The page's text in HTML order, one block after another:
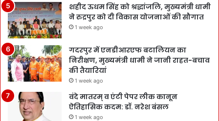
शहीद ऊधम सिंह को श्रद्धांजलि, मुख्यमंत्री धामी
ने रुद्रपुर को दी विकास योजनाओं की सौगात
1 week ago
गदरपुर में एनडीआरएफ बटालियन का
निरीक्षण, मुख्यमंत्री धामी ने जानी राहत-बचाव
की तैयारियां
1 week ago
वंदे मातरम् व एंटी पेपर लीक कानून
ऐतिहासिक कदम: डॉ. नरेश बंसल
1 week ago